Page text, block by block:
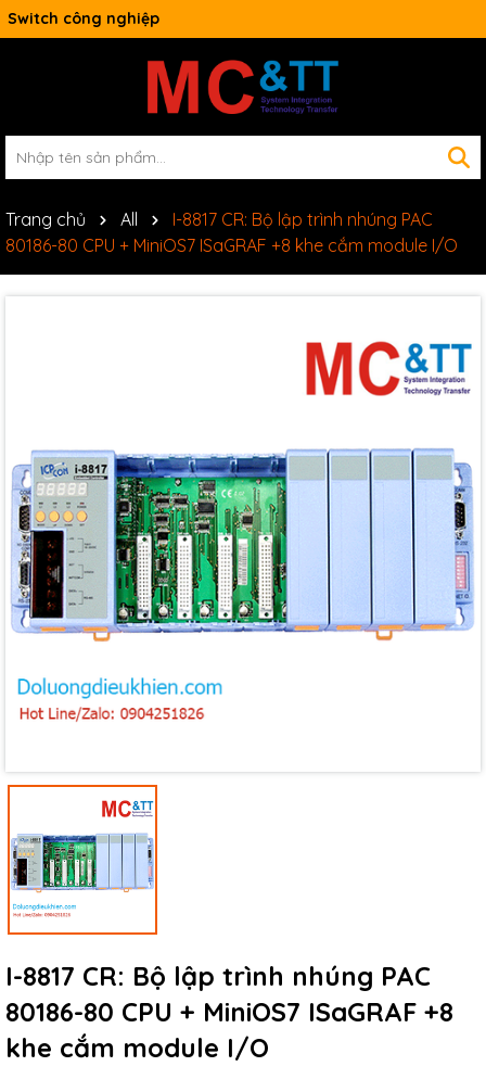
Switch công nghiệp
Trang chủ All
I-8817 CR: Bộ lập trình nhúng PAC
80186-80 CPU + MiniOS7 ISaGRAF +8 khe cắm module I/O
I-8817 CR: Bộ lập trình nhúng PAC
80186-80 CPU + MiniOS7 ISaGRAF +8
khe cắm module I/O
Mã giảm giá:
Điều kiện: